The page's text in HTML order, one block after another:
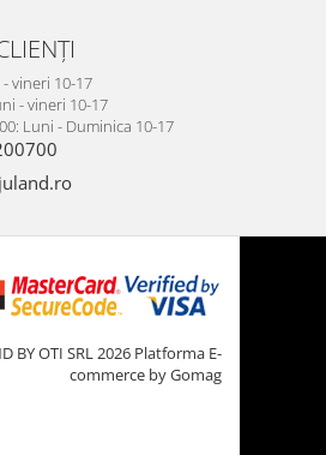
vineri 10-17
- vineri 10-17
Luni - Duminica 10-17
BY OTI SRL 2026 Platforma E-
commerce by Gomag